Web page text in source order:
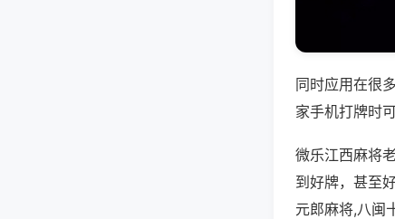
同时应用在很
家手机打牌时
微乐江西麻将
到好牌，甚至
元郎麻将,八闽